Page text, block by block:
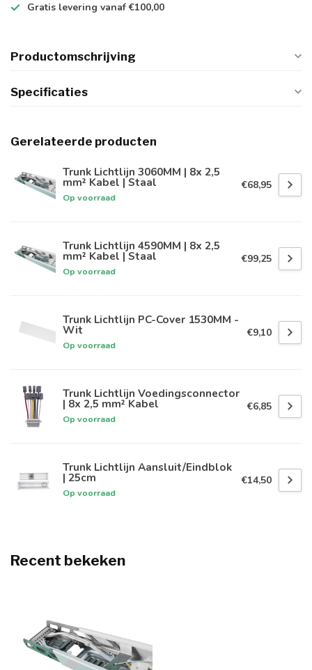
Gratis levering vanaf €100,00
Productomschrijving
Specificaties
Gerelateerde producten
Trunk Lichtlijn 3060MM | 8x 2,5
mm² Kabel | Staal
Op voorraad
€68,95
Trunk Lichtlijn 4590MM | 8x 2,5
mm² Kabel | Staal
Op voorraad
€99,25
Trunk Lichtlijn PC-Cover 1530MM -
Wit
Op voorraad
€9,10
Trunk Lichtlijn Voedingsconnector
| 8x 2,5 mm² Kabel
Op voorraad
€6,85
Trunk Lichtlijn Aansluit/Eindblok
| 25cm
Op voorraad
€14,50
Recent bekeken